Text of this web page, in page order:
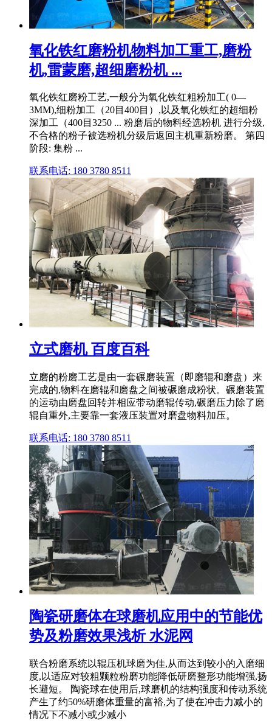
氧化铁红磨粉机物料加工重工,磨粉
机,雷蒙磨,超细磨粉机 ...
氧化铁红磨粉工艺,一般分为氧化铁红粗粉加工( 0—
3MM),细粉加工（20目400目）,以及氧化铁红的超细粉
深加工（400目3250 ... 粉磨后的物料经选粉机 进行分级,
不合格的粉子被选粉机分级后返回主机重新粉磨。 第四
阶段: 集粉 ...
联系电话: 180 3780 8511
立式磨机 百度百科
立磨的粉磨工艺是由一套碾磨装置（即磨辊和磨盘）来
完成的,物料在磨辊和磨盘之间被碾磨成粉状。碾磨装置
的运动由磨盘回转并相应带动磨辊传动,碾磨压力除了磨
辊自重外,主要靠一套液压装置对磨盘物料加压。
联系电话: 180 3780 8511
陶瓷研磨体在球磨机应用中的节能优
势及粉磨效果浅析 水泥网
联合粉磨系统以辊压机球磨为佳,从而达到较小的入磨细
度,以适应对较粗颗粒粉磨功能降低研磨整形功能增强,扬
长避短。 陶瓷球在使用后,球磨机的结构强度和传动系统
产生了约50%研磨体重量的富裕,为了使在冲击力减小的
情况下不减小或少减小